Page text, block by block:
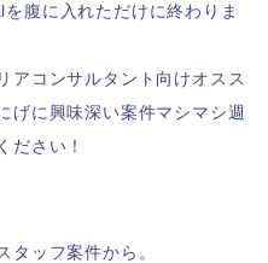
腹に入れただけに終わりま
アコンサルタント向けオスス
げに興味深い案件マシマシ週
ださい！
タッフ案件から。